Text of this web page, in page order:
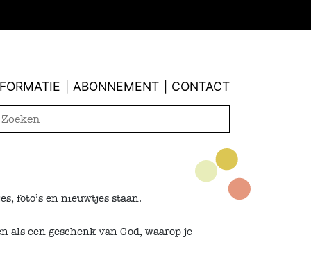
ABONNEMENT CONTACT
foto’s en nieuwtjes staan.
als een geschenk van God, waarop je